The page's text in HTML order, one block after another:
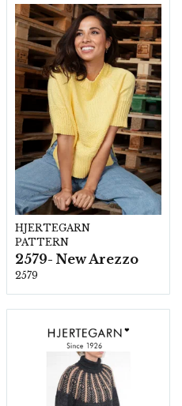
HJERTEGARN
PATTERN
2579- New Arezzo
2579